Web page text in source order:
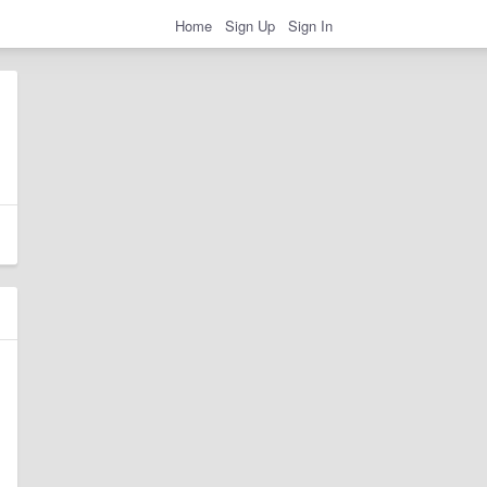
Home Sign Up Sign In